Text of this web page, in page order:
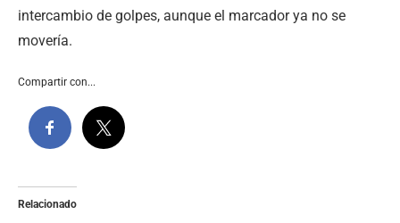
intercambio de golpes, aunque el marcador ya no se
movería.
Compartir con...
Relacionado